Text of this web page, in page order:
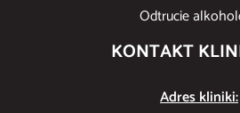
Odtrucie
KONTAKT
Adres kliniki: